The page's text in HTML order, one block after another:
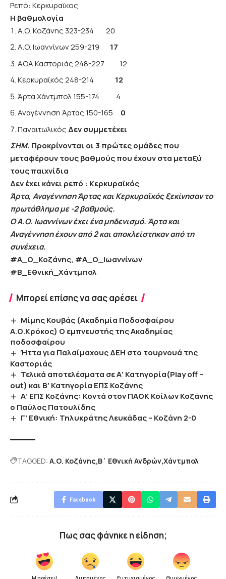
Ρεπό: Κερκυραϊκος
Η βαθμολογία
Α.Ο. Κοζάνης 323-234 20
Α.Ο. Ιωαννίνων 259-219 17
ΑΟΑ Καστοριάς 248-227 12
Κερκυραϊκός 248-214 12
Άρτα Χάντμπολ 155-174 4
Αναγέννηση Άρτας 150-165 0
ΠαναιτωλικόςΔεν συμμετέχει
ΣΗΜ. Προκρίνονται οι 3 πρώτες ομάδες που
μεταφέρουν τους βαθμούς που έχουν στα μεταξύ
τους παιχνίδια
Δεν έχει κάνει ρεπό : Κερκυραϊκός
Άρτα, Αναγέννηση Άρτας και Κερκυραϊκός ξεκίνησαν το
πρωτάθλημα με -2 βαθμούς.
Ο Α.Ο. Ιωαννίνων έχει ένα μηδενισμό. Άρτα και
Αναγέννηση έχουν από 2 και αποκλείστηκαν από τη
συνέχεια.
#Α_Ο_Κοζάνης, #Α_Ο_Ιωαννίνων
#Β_Εθνική_Χάντμπολ
Μπορεί επίσης να σας αρέσει
Μίμης Κουβάς (Ακαδημία Ποδοσφαίρου
Α.Ο.Κρόκος) Ο εμπνευστής της Ακαδημίας
ποδοσφαίρου
Ήττα για Παλαίμαχους ΔΕΗ στο τουρνουά της
Καστοριάς
Τελικά αποτελέσματα σε Α’ Κατηγορία(Play off –
out) και Β’ Κατηγορία ΕΠΣ Κοζάνης
Α’ ΕΠΣ Κοζάνης: Κοντά στον ΠΑΟΚ Κοίλων Κοζάνης
ο Παύλος Πατουλίδης
Γ’ Εθνική: Τηλυκράτης Λευκάδας – Κοζάνη 2-0
TAGGED: Α.Ο. Κοζάνης Β΄ Εθνική Ανδρών Χάντμπολ
Facebook
Πως σας φάνηκε η είδηση;